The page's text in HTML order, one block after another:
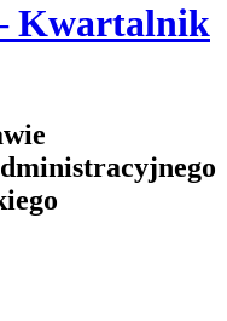
Kwartalnik